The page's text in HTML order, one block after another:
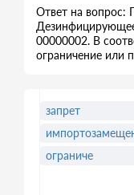
Ответ на вопрос:
00000002. В
ограничение или
запрет
ограниче